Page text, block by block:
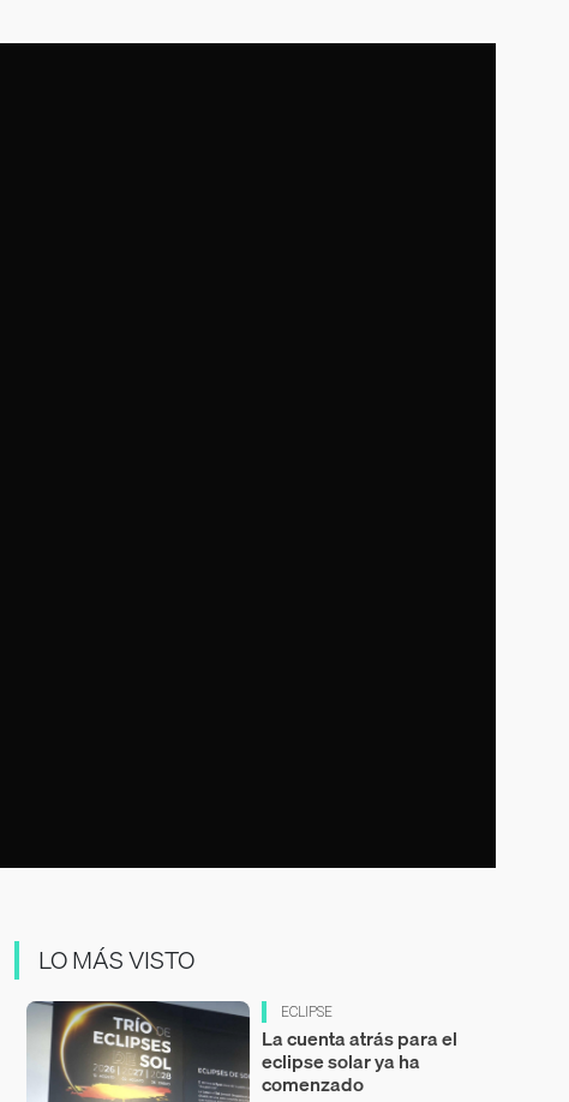
LO MÁS VISTO
ECLIPSE
La cuenta atrás para el
eclipse solar ya ha
comenzado